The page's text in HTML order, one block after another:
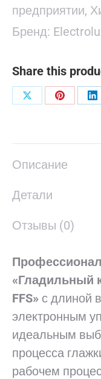
предприятии,
Бренд:
Share this
Поделиться
Описание
Детали
Отзывы (0)
«Гладильный
FFS» с длиной
электронным
идеальным
процесса
рабочем